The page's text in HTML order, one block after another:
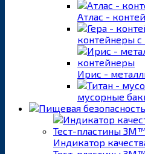
Атлас -
контейнеры
Ирис -
мусорные
Индикатор